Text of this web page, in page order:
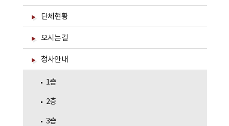
단체현황
오시는길
청사안내
1층
2층
3층